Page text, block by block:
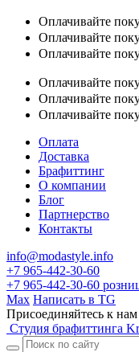
Оплачивайте
Оплачивайте
Оплачивайте
Оплачивайте
Оплачивайте
Оплачивайте
Оплата
Доставка
Брафиттинг
О компании
Блог
Партнерство
Контакты
info@modastyle.info
+7 965-442-30-60
+7 965-442-30-60
Max Написать в TG
Присоединяйтесь к нам
Студия брафиттинга